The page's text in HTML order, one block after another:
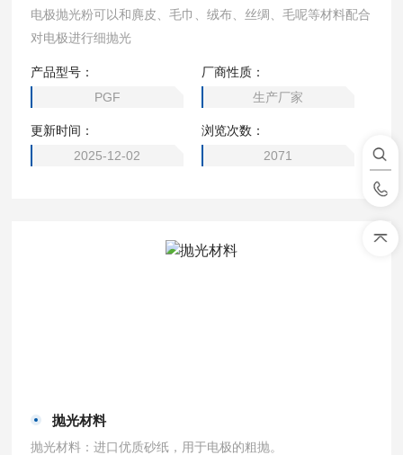
电极抛光粉可以和麂皮、毛巾、绒布、丝绸、毛呢等材料配合
对电极进行细抛光
产品型号：
PGF
厂商性质：
生产厂家
更新时间：
2025-12-02
浏览次数：
2071
抛光材料
抛光材料：进口优质砂纸，用于电极的粗抛。